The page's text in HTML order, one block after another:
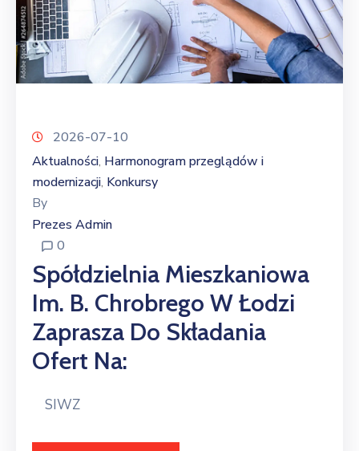
2026-07-10
Aktualności‚ Harmonogram przeglądów i
modernizacji‚ Konkursy
By
Prezes Admin
0
Spółdzielnia Mieszkaniowa
Im. B. Chrobrego W Łodzi
Zaprasza Do Składania
Ofert Na:
SIWZ